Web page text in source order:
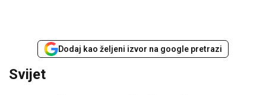
Dodaj kao željeni izvor na google pretrazi
Svijet